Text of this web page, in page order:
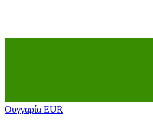
Ουγγαρία EUR